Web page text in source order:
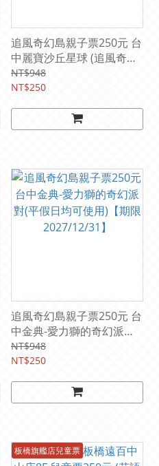
追風奇幻島親子票250元 台
中麗寶沙丘星球 (追風奇幻
島集團) (平假日均可使用)
【期限2027/9/30】
NT$948
NT$250
追風奇幻島親子票250元 台
中金典-愛力獅的奇幻派對
(平假日均可使用)【期限
2027/12/31】
NT$948
NT$250
板橋旗艦店兒童票